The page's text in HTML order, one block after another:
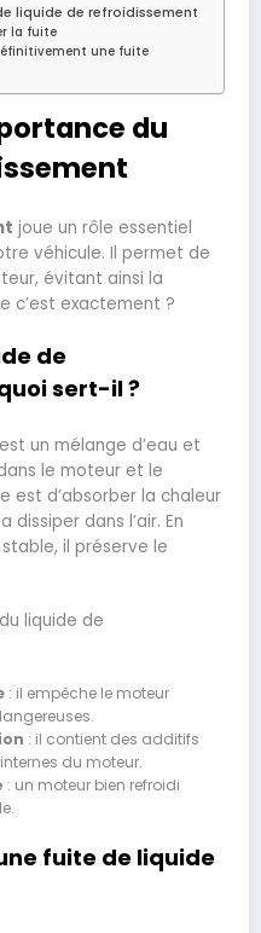
liquide de refroidissement
la fuite
une fuite
du
joue un rôle essentiel
véhicule. Il permet de
évitant ainsi la
c’est exactement ?
de
sert-il ?
un mélange d’eau et
le moteur et le
est d’absorber la chaleur
dans l’air. En
il préserve le
liquide de
: il empêche le moteur
: il contient des additifs
du moteur.
: un moteur bien refroidi
fuite de liquide